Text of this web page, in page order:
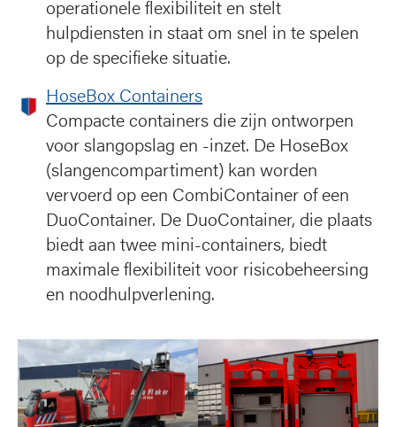
operationele flexibiliteit en stelt
hulpdiensten in staat om snel in te spelen
op de specifieke situatie.
HoseBox Containers
Compacte containers die zijn ontworpen
voor slangopslag en -inzet. De HoseBox
(slangencompartiment) kan worden
vervoerd op een CombiContainer of een
DuoContainer. De DuoContainer, die plaats
biedt aan twee mini-containers, biedt
maximale flexibiliteit voor risicobeheersing
en noodhulpverlening.